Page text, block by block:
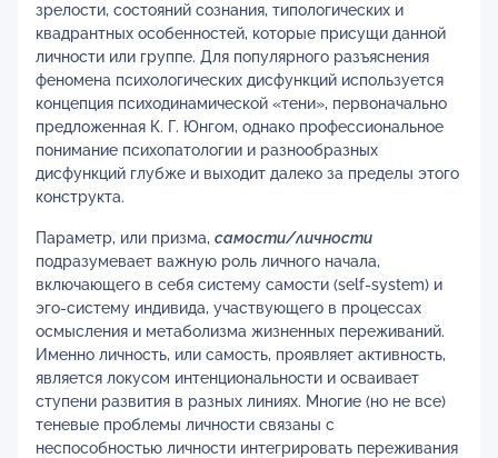
зрелости, состояний сознания, типологических и
квадрантных особенностей, которые присущи данной
личности или группе. Для популярного разъяснения
феномена психологических дисфункций используется
концепция психодинамической «тени», первоначально
предложенная К. Г. Юнгом, однако профессиональное
понимание психопатологии и разнообразных
дисфункций глубже и выходит далеко за пределы этого
конструкта.
Параметр, или призма, самости/личности
подразумевает важную роль личного начала,
включающего в себя систему самости (self-system) и
эго-систему индивида, участвующего в процессах
осмысления и метаболизма жизненных переживаний.
Именно личность, или самость, проявляет активность,
является локусом интенциональности и осваивает
ступени развития в разных линиях. Многие (но не все)
теневые проблемы личности связаны с
неспособностью личности интегрировать переживания